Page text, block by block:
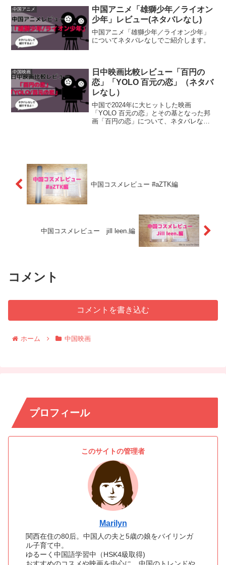
中国アニメ
中国アニメ「雄獅少年／ライオン
少年」レビュー(ネタバレなし)
中国アニメ「雄獅少年／ライオン少年」
についてネタバレなしでご紹介します。
中国映画
日中映画比較レビュー「百円の
恋」「YOLO 百元の恋」（ネタバ
レなし）
中国で2024年に大ヒットした映画
「YOLO 百元の恋」とその基となった邦
画「百円の恋」について、ネタバレなし
中国コスメレビュー #aZTK編
中国コスメレビュー jill leen.編
コメント
コメントを書き込む
ホーム 中国映画
プロフィール
このサイトの管理者
Marilyn
関西在住の80后。中国人の夫と5歳の娘をバイリンガ
ル子育て中。
ゆるーく中国語学習中（HSK4級取得)